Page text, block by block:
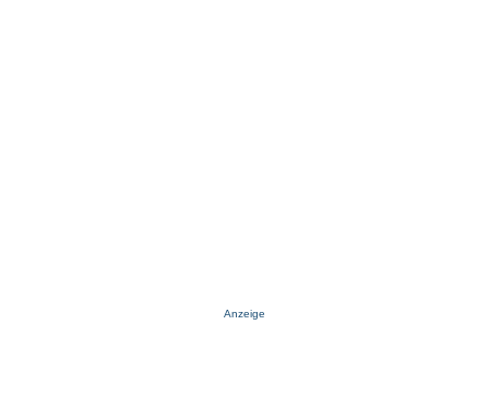
Anzeige